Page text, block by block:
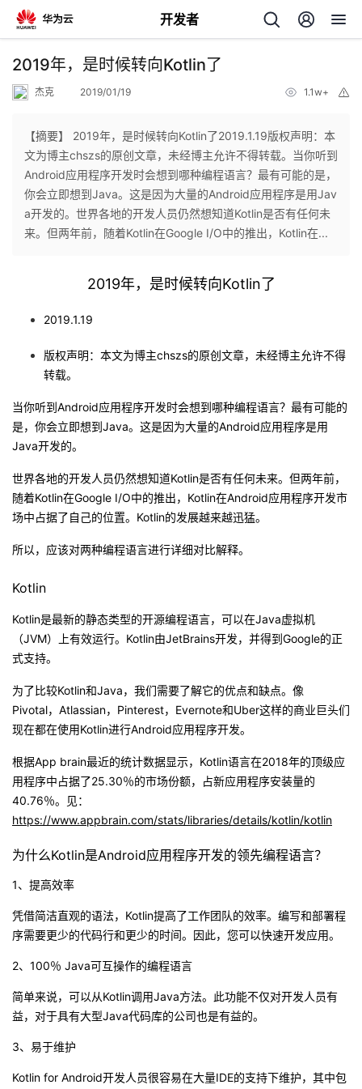
开发者
返
个
人
我
发
我
博
客
的
论
坛
我
的
圈
子
我
的
直
播
我
的
活
我
的
开
者
学
堂
我
的
课
程
我
的
认
证
我
的
实
我
的
藏
的
支
我
的
技
术
支
我
的
云
声
2019年，是时候转向Kotlin了
杰克 2019/01/19 1.1w+
【摘要】 2019年，是时候转向Kotlin了2019.1.19版权声明：本
文为博主chszs的原创文章，未经博主允许不得转载。当你听到
Android应用程序开发时会想到哪种编程语言？最有可能的是，
你会立即想到Java。这是因为大量的Android应用程序是用Jav
a开发的。世界各地的开发人员仍然想知道Kotlin是否有任何未
来。但两年前，随着Kotlin在Google I/O中的推出，Kotlin在...
2019年，是时候转向Kotlin了
2019.1.19
版权声明：本文为博主chszs的原创文章，未经博主允许不得
转载。
当你听到Android应用程序开发时会想到哪种编程语言？最有可能的
是，你会立即想到Java。这是因为大量的Android应用程序是用
Java开发的。
世界各地的开发人员仍然想知道Kotlin是否有任何未来。但两年前，
随着Kotlin在Google I/O中的推出，Kotlin在Android应用程序开发市
场中占据了自己的位置。Kotlin的发展越来越迅猛。
所以，应该对两种编程语言进行详细对比解释。
Kotlin
Kotlin是最新的静态类型的开源编程语言，可以在Java虚拟机
（JVM）上有效运行。Kotlin由JetBrains开发，并得到Google的正
式支持。
为了比较Kotlin和Java，我们需要了解它的优点和缺点。像
Pivotal，Atlassian，Pinterest，Evernote和Uber这样的商业巨头们
现在都在使用Kotlin进行Android应用程序开发。
根据App brain最近的统计数据显示，Kotlin语言在2018年的顶级应
用程序中占据了25.30％的市场份额，占新应用程序安装量的
40.76％。见：
https://www.appbrain.com/stats/libraries/details/kotlin/kotlin
为什么Kotlin是Android应用程序开发的领先编程语言？
1、提高效率
凭借简洁直观的语法，Kotlin提高了工作团队的效率。编写和部署程
序需要更少的代码行和更少的时间。因此，您可以快速开发应用。
2、100％ Java可互操作的编程语言
简单来说，可以从Kotlin调用Java方法。此功能不仅对开发人员有
益，对于具有大型Java代码库的公司也是有益的。
3、易于维护
Kotlin for Android开发人员很容易在大量IDE的支持下维护，其中包